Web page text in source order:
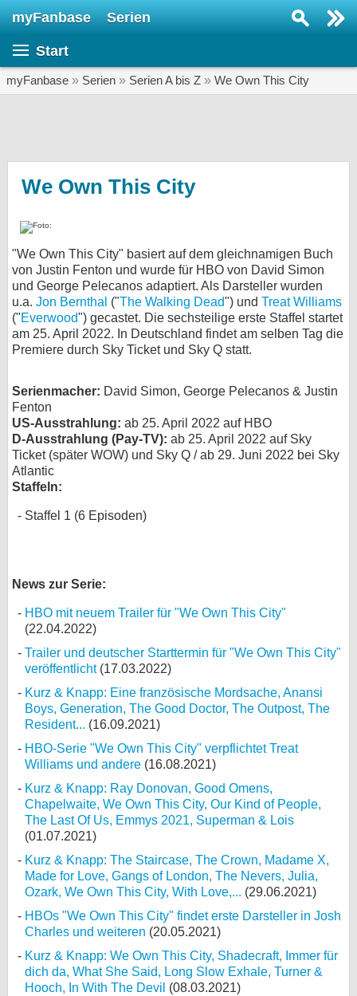
myFanbase Serien
Start
myFanbase » Serien » Serien A bis Z » We Own This City
We Own This City
"We Own This City" basiert auf dem gleichnamigen Buch
von Justin Fenton und wurde für HBO von David Simon
und George Pelecanos adaptiert. Als Darsteller wurden
u.a. Jon Bernthal ("The Walking Dead") und Treat Williams
("Everwood") gecastet. Die sechsteilige erste Staffel startet
am 25. April 2022. In Deutschland findet am selben Tag die
Premiere durch Sky Ticket und Sky Q statt.
Serienmacher: David Simon, George Pelecanos & Justin
Fenton
US-Ausstrahlung: ab 25. April 2022 auf HBO
D-Ausstrahlung (Pay-TV): ab 25. April 2022 auf Sky
Ticket (später WOW) und Sky Q / ab 29. Juni 2022 bei Sky
Atlantic
Staffeln:
Staffel 1 (6 Episoden)
News zur Serie:
HBO mit neuem Trailer für "We Own This City"
(22.04.2022)
Trailer und deutscher Starttermin für "We Own This City"
veröffentlicht(17.03.2022)
Kurz & Knapp: Eine französische Mordsache, Anansi
Boys, Generation, The Good Doctor, The Outpost, The
Resident... (16.09.2021)
HBO-Serie "We Own This City" verpflichtet Treat
Williams und andere (16.08.2021)
Kurz & Knapp: Ray Donovan, Good Omens,
Chapelwaite, We Own This City, Our Kind of People,
The Last Of Us, Emmys 2021, Superman & Lois
(01.07.2021)
Kurz & Knapp: The Staircase, The Crown, Madame X,
Made for Love, Gangs of London, The Nevers, Julia,
Ozark, We Own This City, With Love,... (29.06.2021)
HBOs "We Own This City" findet erste Darsteller in Josh
Charles und weiteren (20.05.2021)
Kurz & Knapp: We Own This City, Shadecraft, Immer für
dich da, What She Said, Long Slow Exhale, Turner &
Hooch, In With The Devil (08.03.2021)
SERIEN
Specials
SERVICE
Gewinnspiele
Forum
Kontakt
myFanbase